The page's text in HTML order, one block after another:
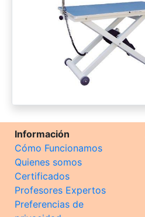
Información
Cómo Funcionamos
Quienes somos
Certificados
Profesores Expertos
Preferencias de